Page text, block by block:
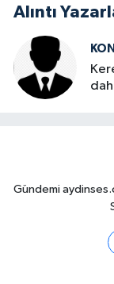
Alıntı
Gündemi